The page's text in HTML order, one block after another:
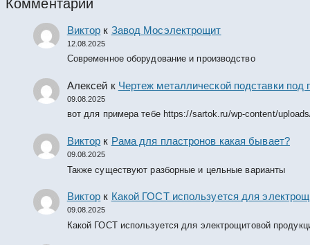
Комментарии
Виктор к Завод Мосэлектрощит
12.08.2025
Современное оборудование и производство
Алексей к Чертеж металлической подставки
09.08.2025
вот для примера тебе https://sartok.ru/wp-content/
Виктор к Рама для пластронов какая бывает?
09.08.2025
Также существуют разборные и цельные варианты
Виктор к Какой ГОСТ используется для
09.08.2025
Какой ГОСТ используется для электрощитовой